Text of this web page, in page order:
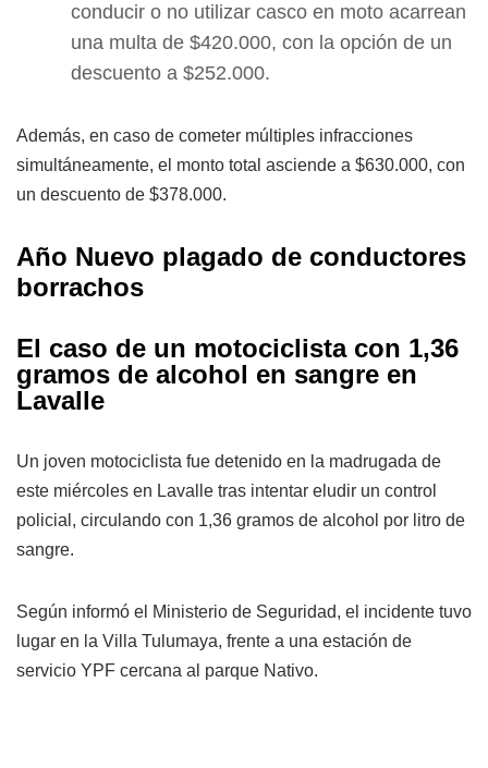
conducir o no utilizar casco en moto acarrean
una multa de $420.000, con la opción de un
descuento a $252.000.
Además, en caso de cometer múltiples infracciones
simultáneamente, el monto total asciende a $630.000, con
un descuento de $378.000.
Año Nuevo plagado de conductores
borrachos
El caso de un motociclista con 1,36
gramos de alcohol en sangre en
Lavalle
Un joven motociclista fue detenido en la madrugada de
este miércoles en Lavalle tras intentar eludir un control
policial, circulando con 1,36 gramos de alcohol por litro de
sangre.
Según informó el Ministerio de Seguridad, el incidente tuvo
lugar en la Villa Tulumaya, frente a una estación de
servicio YPF cercana al parque Nativo.